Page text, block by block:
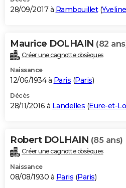
28/09/2017 à Rambouillet(
Maurice DOLHAIN (82
Créer une cagnotte obsèques
Naissance
12/06/1934 à Paris (Paris)
Décès
28/11/2016 à Landelles (Eure-et-
Robert DOLHAIN (85 ans)
Créer une cagnotte obsèques
Naissance
08/08/1930 à Paris (Paris)